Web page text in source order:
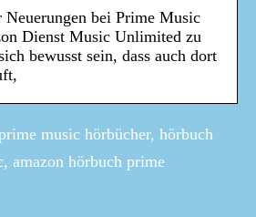
Neuerungen bei Prime Music
Dienst Music Unlimited zu
bewusst sein, dass auch dort
music hörbücher, hörbuch
amazon hörbuch prime